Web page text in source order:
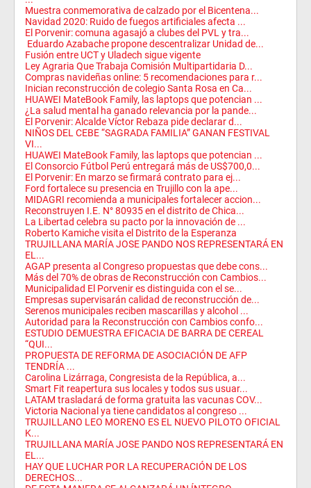
Muestra conmemorativa de calzado por el Bicentena...
Navidad 2020: Ruido de fuegos artificiales afecta ...
El Porvenir: comuna agasajó a clubes del PVL y tra...
Eduardo Azabache propone descentralizar Unidad de...
Fusión entre UCT y Uladech sigue vigente
Ley Agraria Que Trabaja Comisión Multipartidaria D...
Compras navideñas online: 5 recomendaciones para r...
Inician reconstrucción de colegio Santa Rosa en Ca...
HUAWEI MateBook Family, las laptops que potencian ...
¿La salud mental ha ganado relevancia por la pande...
El Porvenir: Alcalde Víctor Rebaza pide declarar d...
NIÑOS DEL CEBE “SAGRADA FAMILIA” GANAN FESTIVAL
VI...
HUAWEI MateBook Family, las laptops que potencian ...
El Consorcio Fútbol Perú entregará más de US$700,0...
El Porvenir: En marzo se firmará contrato para ej...
Ford fortalece su presencia en Trujillo con la ape...
MIDAGRI recomienda a municipales fortalecer accion...
Reconstruyen I.E. N° 80935 en el distrito de Chica...
La Libertad celebra su pacto por la innovación de ...
Roberto Kamiche visita el Distrito de la Esperanza
TRUJILLANA MARÍA JOSE PANDO NOS REPRESENTARÁ EN
EL...
AGAP presenta al Congreso propuestas que debe cons...
Más del 70% de obras de Reconstrucción con Cambios...
Municipalidad El Porvenir es distinguida con el se...
Empresas supervisarán calidad de reconstrucción de...
Serenos municipales reciben mascarillas y alcohol ...
Autoridad para la Reconstrucción con Cambios confo...
ESTUDIO DEMUESTRA EFICACIA DE BARRA DE CEREAL
“QUI...
PROPUESTA DE REFORMA DE ASOCIACIÓN DE AFP
TENDRÍA ...
Carolina Lizárraga, Congresista de la República, a...
Smart Fit reapertura sus locales y todos sus usuar...
LATAM trasladará de forma gratuita las vacunas COV...
Victoria Nacional ya tiene candidatos al congreso ...
TRUJILLANO LEO MORENO ES EL NUEVO PILOTO OFICIAL
K...
TRUJILLANA MARÍA JOSE PANDO NOS REPRESENTARÁ EN
EL...
HAY QUE LUCHAR POR LA RECUPERACIÓN DE LOS
DERECHOS...